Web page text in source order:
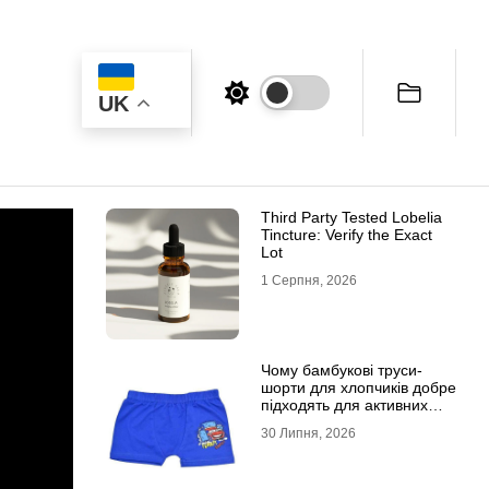
UK
Third Party Tested Lobelia
Tincture: Verify the Exact
Lot
1 Серпня, 2026
Чому бамбукові труси-
шорти для хлопчиків добре
підходять для активних
30 Липня, 2026